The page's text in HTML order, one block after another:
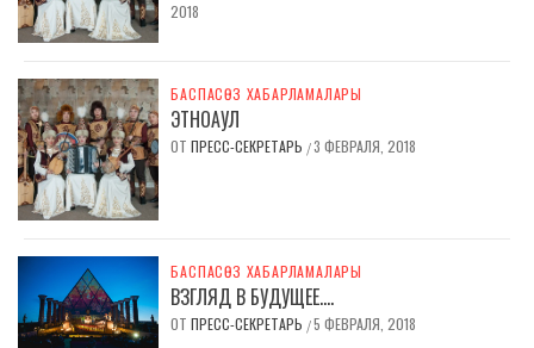
2018
БАСПАСӨЗ ХАБАРЛАМАЛАРЫ
ЭТНОАУЛ
ОТ ПРЕСС-СЕКРЕТАРЬ /3 ФЕВРАЛЯ, 2018
БАСПАСӨЗ ХАБАРЛАМАЛАРЫ
ВЗГЛЯД В БУДУЩЕЕ….
ОТ ПРЕСС-СЕКРЕТАРЬ /5 ФЕВРАЛЯ, 2018